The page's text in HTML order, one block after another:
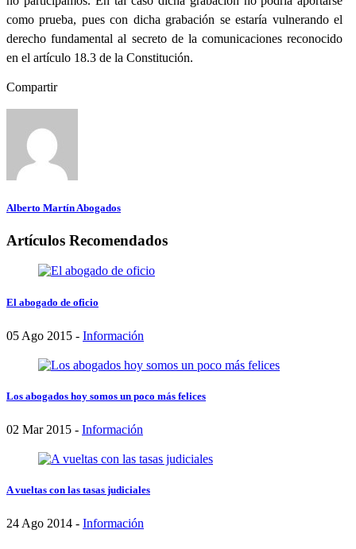
como prueba, pues con dicha grabación se estaría vulnerando el
derecho fundamental al secreto de la comunicaciones reconocido
en el artículo 18.3 de la Constitución.
Compartir
Alberto Martín Abogados
Artículos Recomendados
El abogado de oficio
05 Ago 2015 - Información
Los abogados hoy somos un poco más felices
02 Mar 2015 - Información
A vueltas con las tasas judiciales
24 Ago 2014 - Información